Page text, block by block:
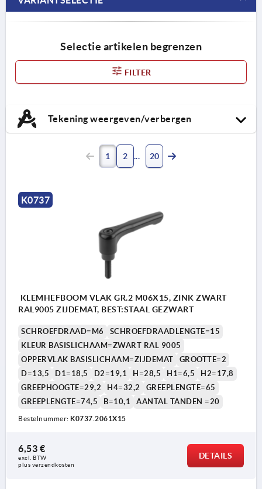
Selectie artikelen begrenzen
FILTER
Tekening weergeven/verbergen
1 2 20
K0737
KLEMHEFBOOM VLAK GR.2 M06X15, ZINK ZWART
RAL9005 ZIJDEMAT, BEST:STAAL GEZWART
SCHROEFDRAAD=M6
SCHROEFDRAADLENGTE=15
KLEUR BASISLICHAAM=ZWART RAL 9005
OPPERVLAK BASISLICHAAM=ZIJDEMAT
GROOTTE=2
D=13,5
D1=18,5 D2=19,1 H=28,5 H1=6,5
H2=17,8
GREEPHOOGTE=29,2
H4=32,2
GREEPLENGTE=65
GREEPLENGTE=74,5
B=10,1 AANTAL TANDEN =20
Bestelnummer: K0737.2061X15
6,53 €
excl. BTW
plus verzendkosten
DETAILS